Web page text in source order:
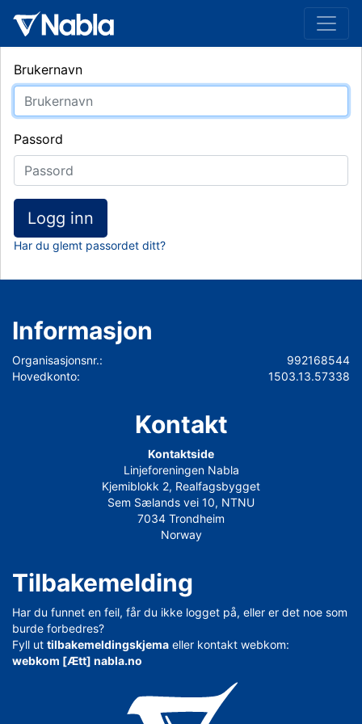
Brukernavn
Passord
Logg inn
Har du glemt passordet ditt?
Informasjon
Organisasjonsnr.:
992168544
Hovedkonto:
1503.13.57338
Kontakt
Kontaktside
Linjeforeningen Nabla
Kjemiblokk 2, Realfagsbygget
Sem Sælands vei 10, NTNU
7034 Trondheim
Norway
Tilbakemelding
Har du funnet en feil, får du ikke logget på, eller er det noe som
burde forbedres?
Fyll ut tilbakemeldingskjema eller kontakt webkom:
webkom [Ætt] nabla.no